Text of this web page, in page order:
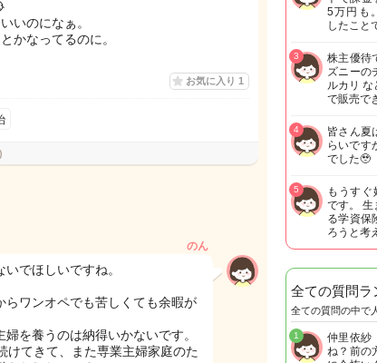
いのになぁ。
かなってるのに。
お気に入り 1
のん
でほしいですね。
ワンオペでも苦しくても余暇が
を養うのは納得いかないです。
けてきて、また専業主婦家庭のた
5万円も
したこと
株主優待
ズニーの
ルカリ な
で販売で
3
皆さん夏
らいです
でした🥹
4
もうす
です。 生
る学資保
ろうと考
5
全ての質問ラ
全ての質問の中で
仲里依紗
ね？前の
1